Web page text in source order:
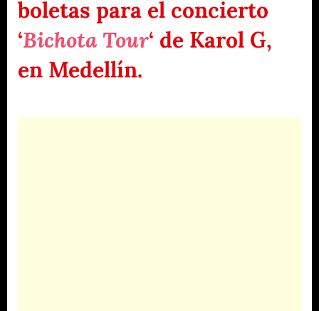
boletas para el concierto
‘Bichota Tour‘ de Karol G,
en Medellín.